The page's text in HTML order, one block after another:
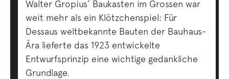
Walter Gropius’ Baukasten im Grossen war
weit mehr als ein Klötzchenspiel: Für
Dessaus weltbekannte Bauten der Bauhaus-
Ära lieferte das 1923 entwickelte
Entwurfsprinzip eine wichtige gedankliche
Grundlage.